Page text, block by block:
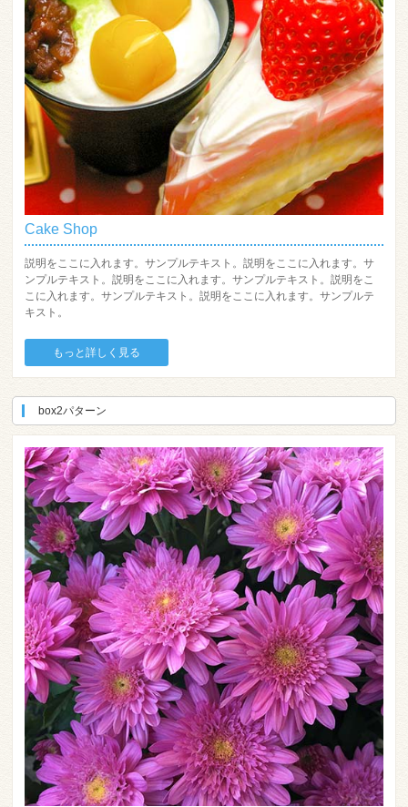
Cake Shop
説明をここに入れます。サンプルテキスト。説明をここに入れます。サ
ンプルテキスト。説明をここに入れます。サンプルテキスト。説明をこ
こに入れます。サンプルテキスト。説明をここに入れます。サンプルテ
キスト。
もっと詳しく見る
box2パターン